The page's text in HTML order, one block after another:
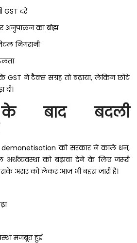
दरें
अनुपालन का बोझ
निगरानी
ने टैक्स संग्रह तो बढ़ाया, लेकिन छोटे
दी।
के बाद बदली
demonetisation को सरकार ने काले धन,
को बढ़ावा देने के लिए जरूरी
असर को लेकर आज भी बहस जारी है।
मजबूत हुई